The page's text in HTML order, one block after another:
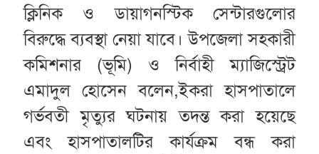
ক্লিনিক ও ডায়াগনস্টিক সেন্টারগুলোর
বিরুদ্ধে ব্যবস্থা নেয়া যাবে। উপজেলা সহকারী
কমিশনার (ভূমি) ও নির্বাহী ম্যাজিস্ট্রেট
এমাদুল হোসেন বলেন,ইকরা হাসপাতালে
গর্ভবতী মৃত্যুর ঘটনায় তদন্ত করা হয়েছে
এবং হাসপাতালটির কার্যক্রম বন্ধ করা